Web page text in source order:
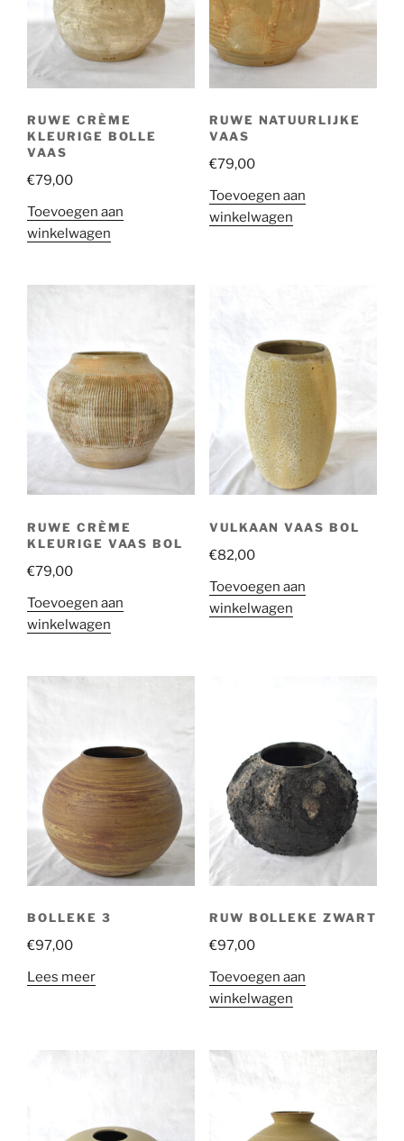
RUWE CRÈME
KLEURIGE BOLLE
VAAS
€79,00
Toevoegen aan
winkelwagen
RUWE NATUURLIJKE
VAAS
€79,00
Toevoegen aan
winkelwagen
RUWE CRÈME
KLEURIGE VAAS BOL
€79,00
Toevoegen aan
winkelwagen
VULKAAN VAAS BOL
€82,00
Toevoegen aan
winkelwagen
BOLLEKE 3
€97,00
Lees meer
RUW BOLLEKE ZWART
€97,00
Toevoegen aan
winkelwagen